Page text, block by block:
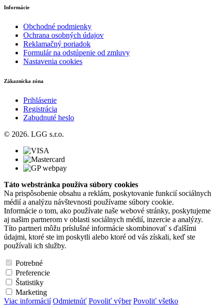
Informácie
Obchodné podmienky
Ochrana osobných údajov
Reklamačný poriadok
Formulár na odstúpenie od zmluvy
Nastavenia cookies
Zákaznícka zóna
Prihlásenie
Registrácia
Zabudnuté heslo
© 2026. LGG s.r.o.
Táto webstránka používa súbory cookies
Na prispôsobenie obsahu a reklám, poskytovanie funkcií sociálnych
médií a analýzu návštevnosti používame súbory cookie.
Informácie o tom, ako používate naše webové stránky, poskytujeme
aj našim partnerom v oblasti sociálnych médií, inzercie a analýzy.
Títo partneri môžu príslušné informácie skombinovať s ďalšími
údajmi, ktoré ste im poskytli alebo ktoré od vás získali, keď ste
používali ich služby.
Potrebné
Preferencie
Štatistiky
Marketing
Viac informácií Odmietnúť Povoliť výber Povoliť všetko